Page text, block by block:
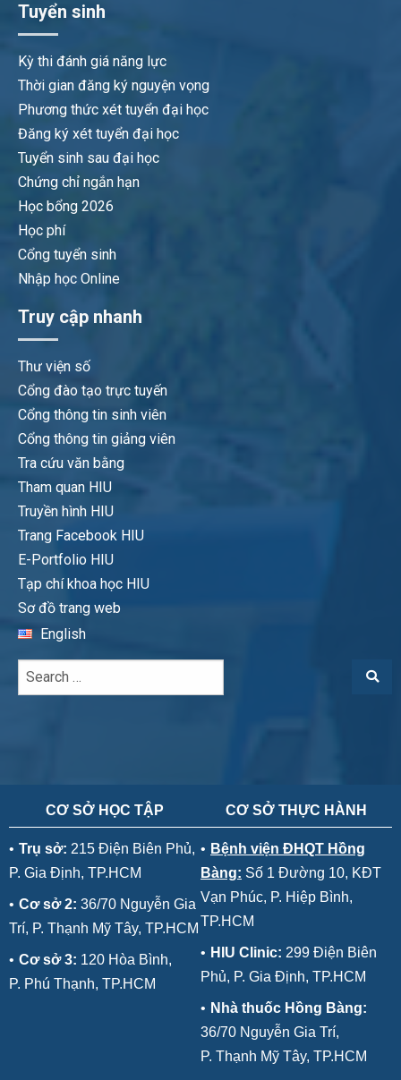
Tuyển sinh
Kỳ thi đánh giá năng lực
Thời gian đăng ký nguyện vọng
Phương thức xét tuyển đại học
Đăng ký xét tuyển đại học
Tuyển sinh sau đại học
Chứng chỉ ngắn hạn
Học bổng 2026
Học phí
Cổng tuyển sinh
Nhập học Online
Truy cập nhanh
Thư viện số
Cổng đào tạo trực tuyến
Cổng thông tin sinh viên
Cổng thông tin giảng viên
Tra cứu văn bằng
Tham quan HIU
Truyền hình HIU
Trang Facebook HIU
E-Portfolio HIU
Tạp chí khoa học HIU
Sơ đồ trang web
English
CƠ SỞ HỌC TẬP
• Trụ sở: 215 Điện Biên Phủ,
P. Gia Định, TP.HCM
• Cơ sở 2: 36/70 Nguyễn Gia
Trí, P. Thạnh Mỹ Tây, TP.HCM
• Cơ sở 3: 120 Hòa Bình,
P. Phú Thạnh, TP.HCM
CƠ SỞ THỰC HÀNH
• Bệnh viện ĐHQT Hồng
Bàng: Số 1 Đường 10, KĐT
Vạn Phúc, P. Hiệp Bình,
TP.HCM
• HIU Clinic: 299 Điện Biên
Phủ, P. Gia Định, TP.HCM
• Nhà thuốc Hồng Bàng:
36/70 Nguyễn Gia Trí,
P. Thạnh Mỹ Tây, TP.HCM